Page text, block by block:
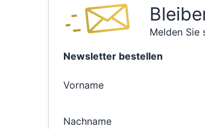
Melden Sie